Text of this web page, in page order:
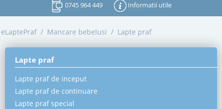
0745 964 449 Informatii utile
eLaptePraf / Mancare bebelusi / Lapte praf
Lapte praf
Lapte praf de inceput
Lapte praf de continuare
Lapte praf special